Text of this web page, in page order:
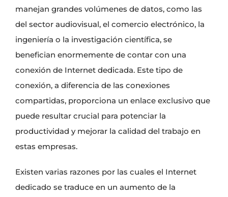
manejan grandes volúmenes de datos, como las
del sector audiovisual, el comercio electrónico, la
ingeniería o la investigación científica, se
benefician enormemente de contar con una
conexión de Internet dedicada. Este tipo de
conexión, a diferencia de las conexiones
compartidas, proporciona un enlace exclusivo que
puede resultar crucial para potenciar la
productividad y mejorar la calidad del trabajo en
estas empresas.
Existen varias razones por las cuales el Internet
dedicado se traduce en un aumento de la